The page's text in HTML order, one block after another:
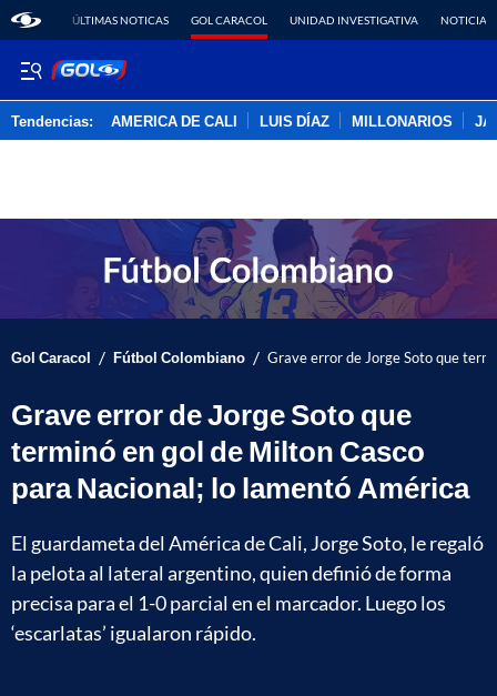
ÚLTIMAS NOTICAS GOL CARACOL UNIDAD INVESTIGATIVA NOTICIAS
Tendencias: AMERICA DE CALI LUIS DÍAZ MILLONARIOS
Gol Caracol / Fútbol Colombiano / Grave error de Jorge Soto que
Grave error de Jorge Soto que
terminó en gol de Milton Casco
para Nacional; lo lamentó América
El guardameta del América de Cali, Jorge Soto, le regaló
la pelota al lateral argentino, quien definió de forma
precisa para el 1-0 parcial en el marcador. Luego los
‘escarlatas’ igualaron rápido.